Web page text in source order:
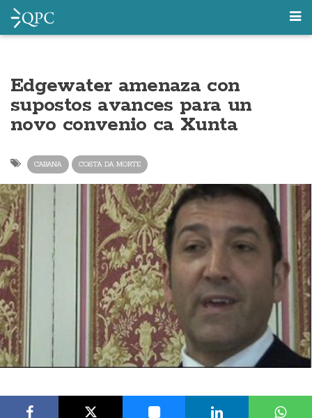
Edgewater amenaza con
supostos avances para un
novo convenio ca Xunta
CABANA COSTA DA MORTE